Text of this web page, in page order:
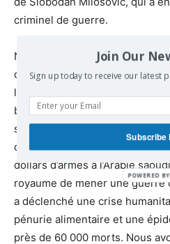
criminel de guerre.
Nous avons appris par les
que la Fondation Clinton a reçu
l’Arabie saoudite et du Qatar,
bailleurs de fonds de l’État
secrétaire d’État, Hillary
donateurs en approuvant la
dollars d’armes à l’Arabie
royaume de mener une guerre
a déclenché une crise
pénurie alimentaire et une
près de 60 000 morts. Nous
Join Our
Sign up today to receive our latest
Subscribe